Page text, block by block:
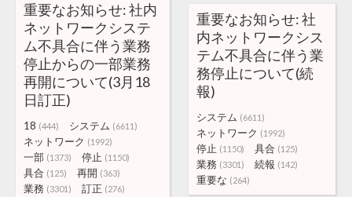
重要なお知らせ: 社内
ネットワークシステ
ム不具合に伴う業務
停止からの一部業務
再開について(3月18
日訂正)
18 (444) システム (6611)
ネットワーク (1992)
一部 (1373) 停止 (1150)
具合 (125) 再開 (363)
業務 (3301) 訂正 (276)
重要なお知らせ: 社
内ネットワークシス
テム不具合に伴う業
務停止について(続
報)
システム (6611)
ネットワーク (1992)
停止 (1150) 具合 (125)
業務 (3301) 続報 (142)
重要な (264)